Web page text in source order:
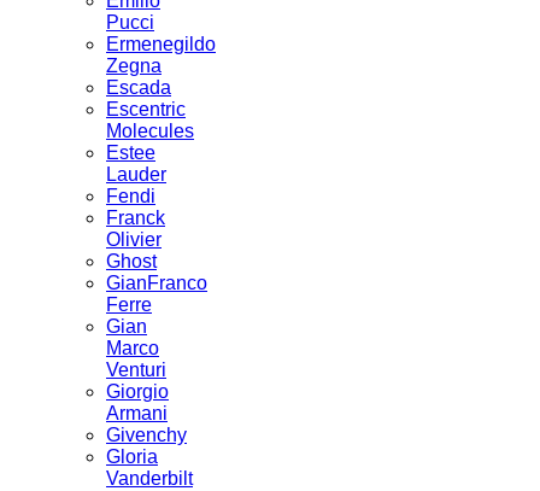
Pucci
Ermenegildo
Zegna
Escada
Escentric
Molecules
Estee
Lauder
Fendi
Franck
Olivier
Ghost
GianFranco
Ferre
Gian
Marco
Venturi
Giorgio
Armani
Givenchy
Gloria
Vanderbilt